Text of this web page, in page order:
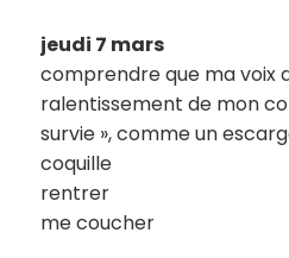
jeudi 7 mars
comprendre que ma voix
ralentissement de mon
survie », comme un
coquille
rentrer
me coucher